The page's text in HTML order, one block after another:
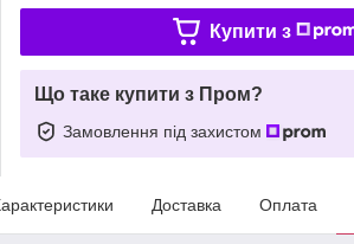
Купити з
Що таке купити з Пром?
Замовлення під захистом
Доставка Оплата